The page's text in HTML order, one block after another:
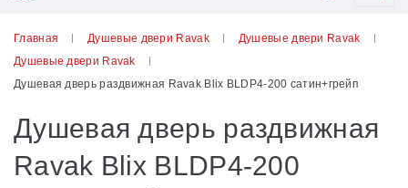
Шторки для ванн
Мебель для ванной
Аксессуары
Главная Душевые двери Ravak
Душевые двери Ravak
Душевые двери Ravak
Душевая дверь раздвижная Ravak Blix BLDP4-200 сатин+грейп
Душевая дверь раздвижная
Ravak Blix BLDP4-200